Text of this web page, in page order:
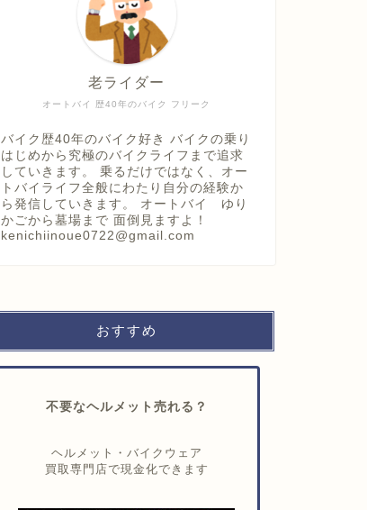
オートバイ 歴40年のバイク フリーク
老ライダー
バイク歴40年のバイク好き バイクの乗り
はじめから究極のバイクライフまで追求
していきます。 乗るだけではなく、オー
トバイライフ全般にわたり自分の経験か
ら発信していきます。 オートバイ ゆり
かごから墓場まで 面倒見ますよ！
kenichiinoue0722@gmail.com
おすすめ
不要なヘルメット売れる？
ヘルメット・バイクウェア
買取専門店で現金化できます